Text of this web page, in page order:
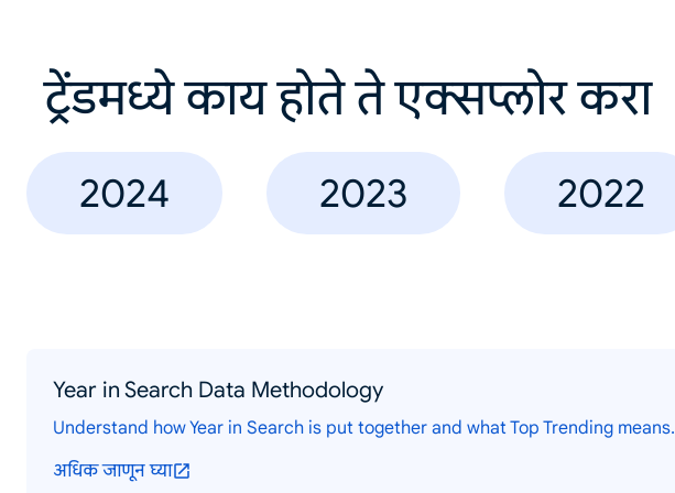
ट्रेंडमध्ये काय होते ते एक्सप्लोर करा
2024 2023 2022
Year in Search Data Methodology
Understand how Year in Search is put together and what Top Trending means.
अधिक जाणून घ्या